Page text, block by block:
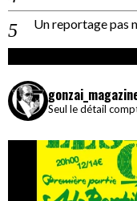
Un reportage pas
Seul le détail